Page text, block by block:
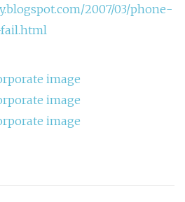
2007/03/phone-